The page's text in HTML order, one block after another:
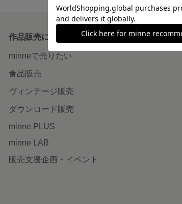
作品販売について
minneで売りたい
食品販売
ヴィンテージ販売
ダウンロード販売
minne PLUS
minne LAB
販売支援企画・イベント